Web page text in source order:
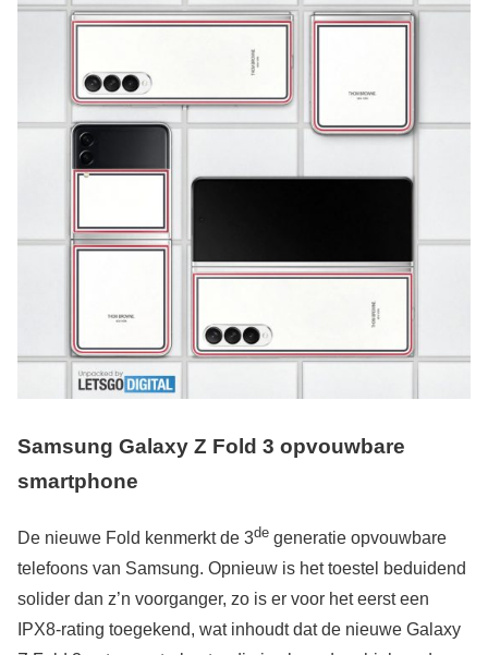
Samsung Galaxy Z Fold 3 opvouwbare
smartphone
De nieuwe Fold kenmerkt de 3de generatie opvouwbare
telefoons van Samsung. Opnieuw is het toestel beduidend
solider dan z’n voorganger, zo is er voor het eerst een
IPX8-rating toegekend, wat inhoudt dat de nieuwe Galaxy